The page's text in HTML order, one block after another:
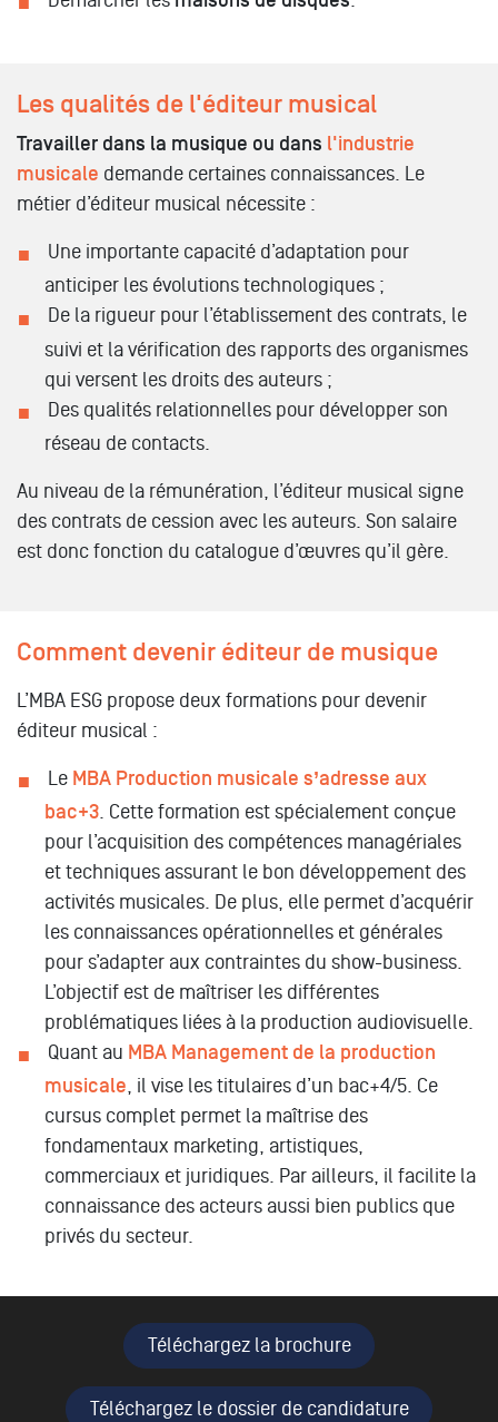
Les qualités de l'éditeur musical
Travailler dans la musique ou dans l'industrie
musicale demande certaines connaissances. Le
métier d’éditeur musical nécessite :
Une importante capacité d’adaptation pour
anticiper les évolutions technologiques ;
De la rigueur pour l’établissement des contrats, le
suivi et la vérification des rapports des organismes
qui versent les droits des auteurs ;
Des qualités relationnelles pour développer son
réseau de contacts.
Au niveau de la rémunération, l’éditeur musical signe
des contrats de cession avec les auteurs. Son salaire
est donc fonction du catalogue d’œuvres qu’il gère.
Comment devenir éditeur de musique
L’MBA ESG propose deux formations pour devenir
éditeur musical :
Le MBA Production musicale s’adresse aux
bac+3. Cette formation est spécialement conçue
pour l’acquisition des compétences managériales
et techniques assurant le bon développement des
activités musicales. De plus, elle permet d’acquérir
les connaissances opérationnelles et générales
pour s’adapter aux contraintes du show-business.
L’objectif est de maîtriser les différentes
problématiques liées à la production audiovisuelle.
Quant au MBA Management de la production
musicale, il vise les titulaires d’un bac+4/5. Ce
cursus complet permet la maîtrise des
fondamentaux marketing, artistiques,
commerciaux et juridiques. Par ailleurs, il facilite la
connaissance des acteurs aussi bien publics que
privés du secteur.
Téléchargez la brochure
Téléchargez le dossier de candidature